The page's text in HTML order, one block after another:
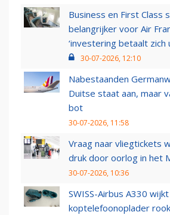
Business en First Class
belangrijker voor Air
‘investering betaalt zich
30-07-2026, 12:10
Nabestaanden
Duitse staat aan, maar
bot
30-07-2026, 11:58
Vraag naar vliegtickets
druk door oorlog in het
30-07-2026, 10:36
SWISS-Airbus A330
koptelefoonoplader